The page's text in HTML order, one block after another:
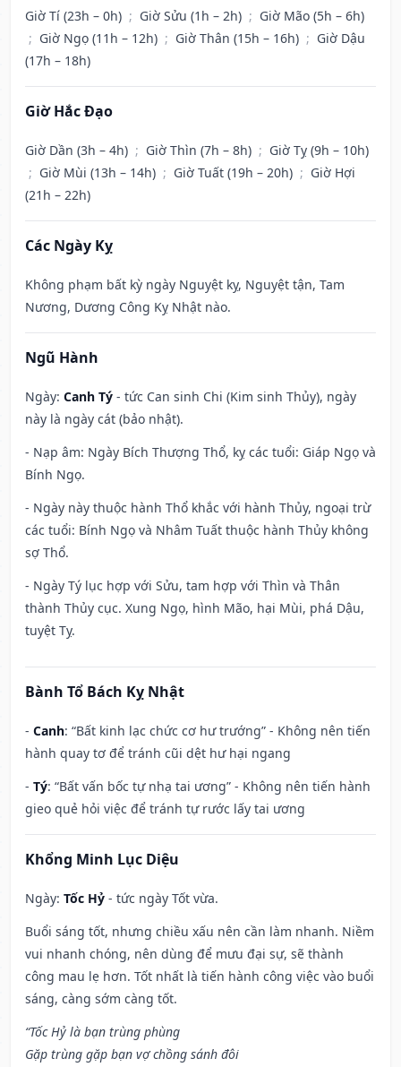
Giờ Tí (23h – 0h) ; Giờ Sửu (1h – 2h) ; Giờ Mão (5h – 6h)
; Giờ Ngọ (11h – 12h) ; Giờ Thân (15h – 16h) ; Giờ Dậu
(17h – 18h)
Giờ Hắc Đạo
Giờ Dần (3h – 4h) ; Giờ Thìn (7h – 8h) ; Giờ Tỵ (9h – 10h)
; Giờ Mùi (13h – 14h) ; Giờ Tuất (19h – 20h) ; Giờ Hợi
(21h – 22h)
Các Ngày Kỵ
Không phạm bất kỳ ngày Nguyệt kỵ, Nguyệt tận, Tam
Nương, Dương Công Kỵ Nhật nào.
Ngũ Hành
Ngày: Canh Tý - tức Can sinh Chi (Kim sinh Thủy), ngày
này là ngày cát (bảo nhật).
- Nạp âm: Ngày Bích Thượng Thổ, kỵ các tuổi: Giáp Ngọ và
Bính Ngọ.
- Ngày này thuộc hành Thổ khắc với hành Thủy, ngoại trừ
các tuổi: Bính Ngọ và Nhâm Tuất thuộc hành Thủy không
sợ Thổ.
- Ngày Tý lục hợp với Sửu, tam hợp với Thìn và Thân
thành Thủy cục. Xung Ngọ, hình Mão, hại Mùi, phá Dậu,
tuyệt Tỵ.
Bành Tổ Bách Kỵ Nhật
- Canh: “Bất kinh lạc chức cơ hư trướng” - Không nên tiến
hành quay tơ để tránh cũi dệt hư hại ngang
- Tý: “Bất vấn bốc tự nhạ tai ương” - Không nên tiến hành
gieo quẻ hỏi việc để tránh tự rước lấy tai ương
Khổng Minh Lục Diệu
Ngày: Tốc Hỷ - tức ngày Tốt vừa.
Buổi sáng tốt, nhưng chiều xấu nên cần làm nhanh. Niềm
vui nhanh chóng, nên dùng để mưu đại sự, sẽ thành
công mau lẹ hơn. Tốt nhất là tiến hành công việc vào buổi
sáng, càng sớm càng tốt.
“Tốc Hỷ là bạn trùng phùng
Gặp trùng gặp bạn vợ chồng sánh đôi